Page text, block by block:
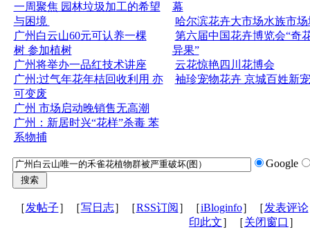
一周聚焦 园林垃圾加工的希望
与困境
广州白云山60元可认养一棵
树 参加植树
广州将举办一品红技术讲座
广州:过气年花年桔回收利用 亦
可变废
广州 市场启动晚销售无高潮
广州：新居时兴“花样”杀毒 苯
系物捕
幕
哈尔滨花卉大市场水族市场
第六届中国花卉博览会“奇
异果”
云花惊艳四川花博会
袖珍宠物花卉 京城百姓新宠
Google
［发帖子］［写日志］［RSS订阅 ］［iBloginfo］［发表评论
印此文］［关闭窗口 ］